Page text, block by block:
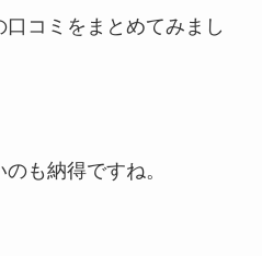
コミをまとめてみまし
も納得ですね。